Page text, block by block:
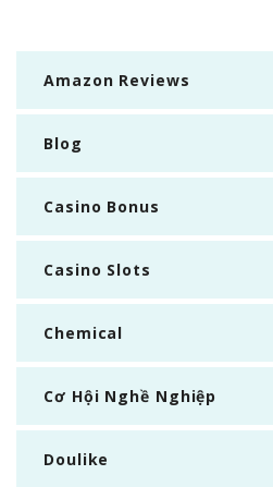
Amazon Reviews
Blog
Casino Bonus
Casino Slots
Chemical
Cơ Hội Nghề Nghiệp
Doulike